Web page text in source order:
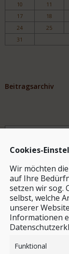
Cookies-
Wir möchten
auf Ihre
setzen wir sog.
selbst, welche
unserer
Informationen
Funktional
10
11
17
18
24
25
31
Beitragsarchiv
Archiv
Stichwortsuche